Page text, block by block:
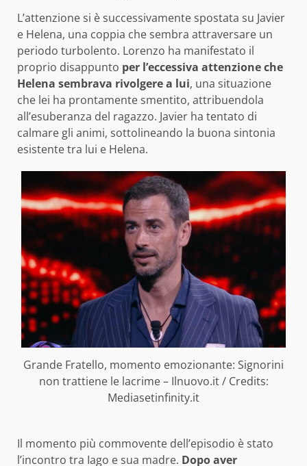
L’attenzione si è successivamente spostata su Javier
e Helena, una coppia che sembra attraversare un
periodo turbolento. Lorenzo ha manifestato il
proprio disappunto per l’eccessiva attenzione che
Helena sembrava rivolgere a lui, una situazione
che lei ha prontamente smentito, attribuendola
all’esuberanza del ragazzo. Javier ha tentato di
calmare gli animi, sottolineando la buona sintonia
esistente tra lui e Helena.
Grande Fratello, momento emozionante: Signorini
non trattiene le lacrime – Ilnuovo.it / Credits:
Mediasetinfinity.it
Il momento più commovente dell’episodio è stato
l’incontro tra Iago e sua madre. Dopo aver